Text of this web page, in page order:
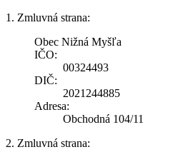
1. Zmluvná strana:
Obec Nižná Myšľa
IČO:
00324493
DIČ:
2021244885
Adresa:
Obchodná 104/11
2. Zmluvná strana: